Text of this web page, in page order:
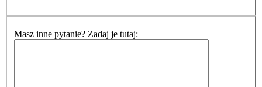
Masz inne pytanie? Zadaj je tutaj: